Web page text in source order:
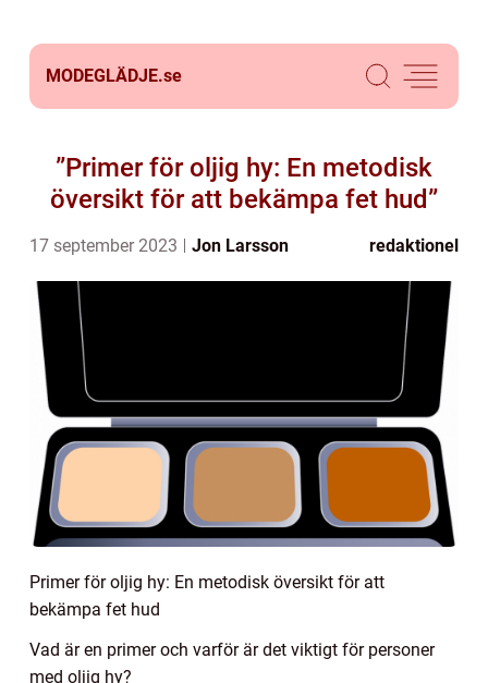
MODEGLÄDJE.se
”Primer för oljig hy: En metodisk
översikt för att bekämpa fet hud”
17 september 2023 Jon Larsson redaktionel
Primer för oljig hy: En metodisk översikt för att
bekämpa fet hud
Vad är en primer och varför är det viktigt för personer
med oljig hy?